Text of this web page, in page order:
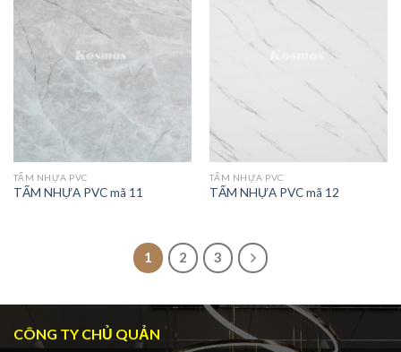
TẤM NHỰA PVC
TẤM NHỰA PVC mã 11
TẤM NHỰA PVC
TẤM NHỰA PVC mã 12
1 2 3
CÔNG TY CHỦ QUẢN